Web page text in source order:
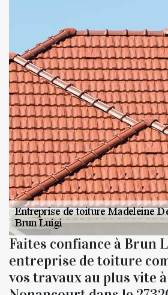
Faites confiance à Brun
entreprise de toiture
vos travaux au plus vite